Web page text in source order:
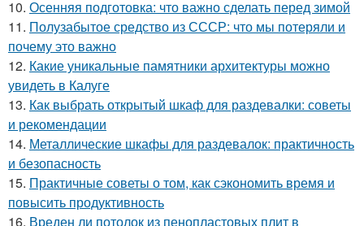
10. Осенняя подготовка: что важно сделать перед зимой
11. Полузабытое средство из СССР: что мы потеряли и
почему это важно
12. Какие уникальные памятники архитектуры можно
увидеть в Калуге
13. Как выбрать открытый шкаф для раздевалки: советы
и рекомендации
14. Металлические шкафы для раздевалок: практичность
и безопасность
15. Практичные советы о том, как сэкономить время и
повысить продуктивность
16. Вреден ли потолок из пенопластовых плит в